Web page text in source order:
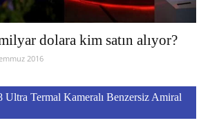
dolara kim satın alıyor?
2016
Termal Kameralı Benzersiz Amiral